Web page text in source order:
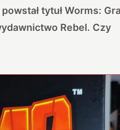
tytuł Worms: Gra
Rebel. Czy